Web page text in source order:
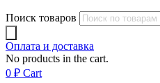
Поиск товаров
Оплата и доставка
No products in the cart.
0 ₽ Cart